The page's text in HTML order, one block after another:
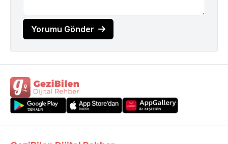
Yorumu Gönder